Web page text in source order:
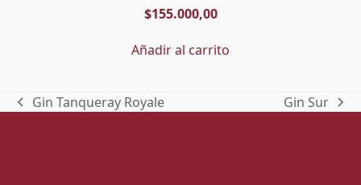
$155.000,00
Añadir al carrito
previous
Gin Tanqueray Royale
next
Gin Sur